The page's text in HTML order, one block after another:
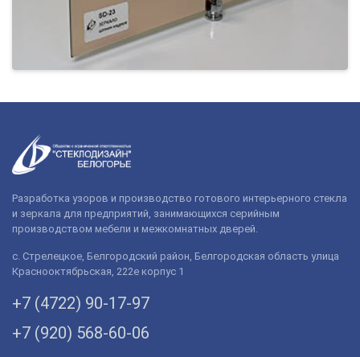
Разработка узоров и производство готового интерьерного стекла
и зеркала для предприятий, занимающихся серийным
производством мебели и межкомнатных дверей.
с. Стрелецкое, Белгородский район, Белгородская область улица
Краснооктябрьская, 222е корпус 1
+7 (4722) 90-­17-­97
+7 (920) 568­-60-06